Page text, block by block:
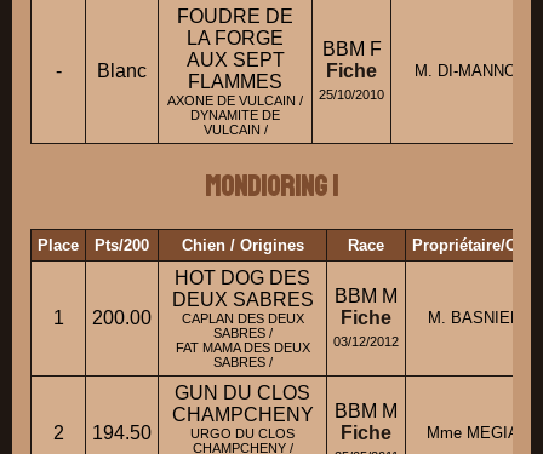
- Blanc
FOUDRE DE
LA FORGE
AUX SEPT
FLAMMES
AXONE DE VULCAIN /
DYNAMITE DE
VULCAIN /
BBM F
Fiche
25/10/2010
M. DI-MANNO
Mondioring 1
Place Pts/200 Chien / Origines Race Propriétaire/
1 200.00
HOT DOG DES
DEUX SABRES
CAPLAN DES DEUX
SABRES /
FAT MAMA DES DEUX
SABRES /
BBM M
Fiche
03/12/2012
M. BASNIER
2 194.50
GUN DU CLOS
CHAMPCHENY
URGO DU CLOS
CHAMPCHENY /
BBM M
Fiche
Mme MEGIAS